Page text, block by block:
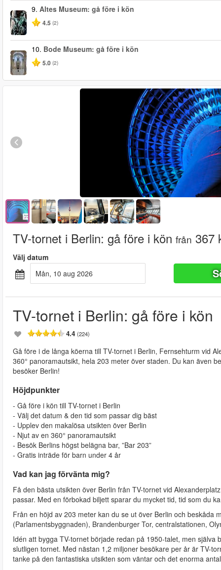
9. Altes Museum: gå före i kön
4.5 (2)
10. Bode Museum: gå före i kön
5.0 (2)
TV-tornet i Berlin: gå före i kön från 367
Välj datum
mån, 10 aug 2026
TV-tornet i Berlin: gå före i kön
4.4 (224)
Gå före i de långa köerna till TV-tornet i Berlin, Fernsehturm vid
360° panoramautsikt, hela 203 meter över staden. Du kan även
besöker Berlin!
Höjdpunkter
- Gå före i kön till TV-tornet i Berlin
- Välj det datum & den tid som passar dig bäst
- Upplev den makalösa utsikten över Berlin
- Njut av en 360° panoramautsikt
- Besök Berlins högst belägna bar, ”Bar 203”
- Gratis inträde för barn under 4 år
Vad kan jag förvänta mig?
Få den bästa utsikten över Berlin från TV-tornet vid
passar. Med en förbokad biljett sparar du mycket tid, tid som du
Från en höjd av 203 meter kan du se ut över Berlin och beskåda
(Parlamentsbyggnaden), Brandenburger Tor, centralstationen,
Idén att bygga TV-tornet började redan på 1950-talet, men
slutligen tornet. Med nästan 1,2 miljoner besökare per år är TV-
tanke på den fantastiska utsikten som väntar och det enorma